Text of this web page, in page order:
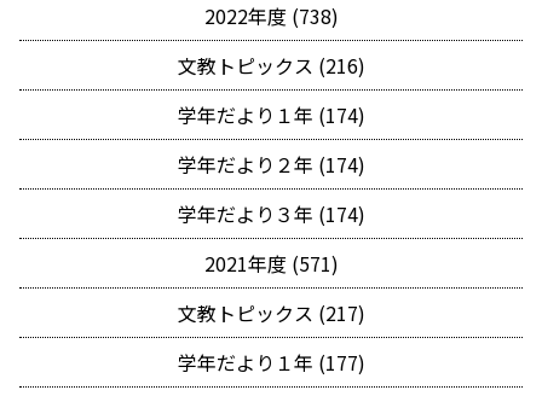
2022年度 (738)
文教トピックス (216)
学年だより１年 (174)
学年だより２年 (174)
学年だより３年 (174)
2021年度 (571)
文教トピックス (217)
学年だより１年 (177)